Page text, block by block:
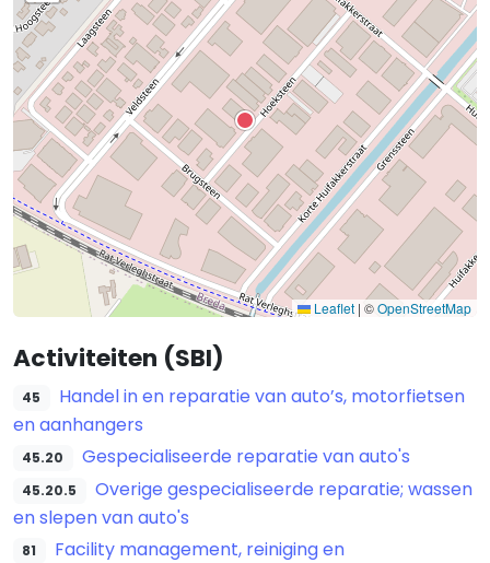
Leaflet | ©OpenStreetMap
Activiteiten (SBI)
45
Handel in en reparatie van auto’s, motorfietsen
en aanhangers
45.20 Gespecialiseerde reparatie van auto's
45.20.5
Overige gespecialiseerde reparatie; wassen
en slepen van auto's
81
Facility management, reiniging en